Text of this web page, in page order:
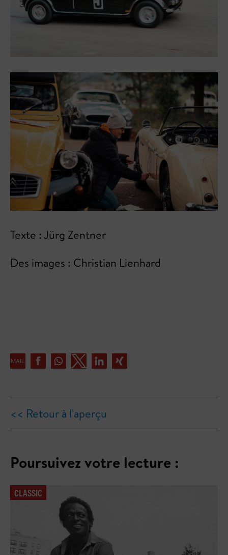
Texte : Jürg Zentner
Des images : Christian Lienhard
<< Retour à l'aperçu
Poursuivez votre lecture :
CLASSIC